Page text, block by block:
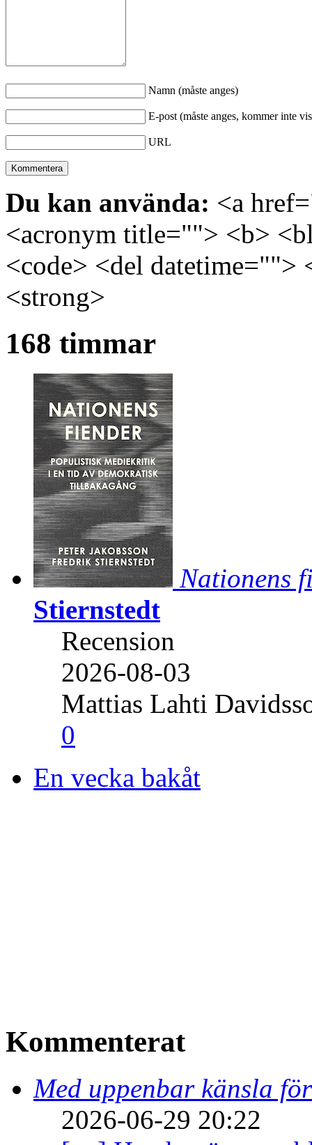
Namn (måste anges)
E-post (måste anges, kommer inte
URL
Du kan använda: <a
<acronym title=""> <b>
<code> <del
<strong>
168 timmar
Nationens
Stiernstedt
Recension
2026-08-03
Mattias Lahti
0
En vecka bakåt
Kommenterat
Med uppenbar känsla
2026-06-29 20:22